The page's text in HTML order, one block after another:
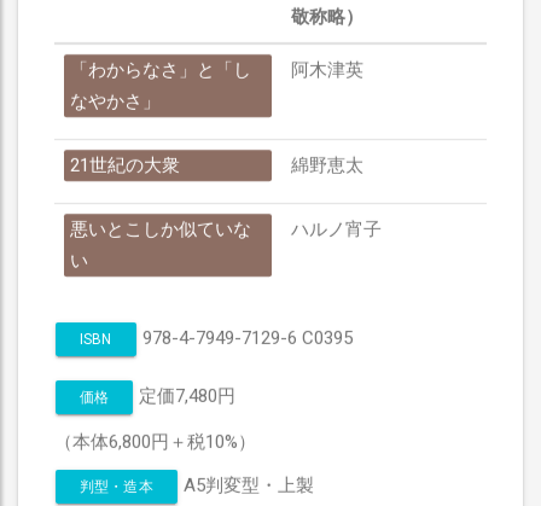
敬称略）
「わからなさ」と「し
なやかさ」
阿木津英
21世紀の大衆 綿野恵太
悪いとこしか似ていな
い
ハルノ宵子
ISBN 978-4-7949-7129-6 C0395
価格 定価7,480円
（本体6,800円＋税10%）
判型・造本 A5判変型・上製